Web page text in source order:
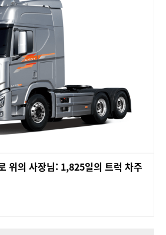
위의 사장님: 1,825일의 트럭 차주